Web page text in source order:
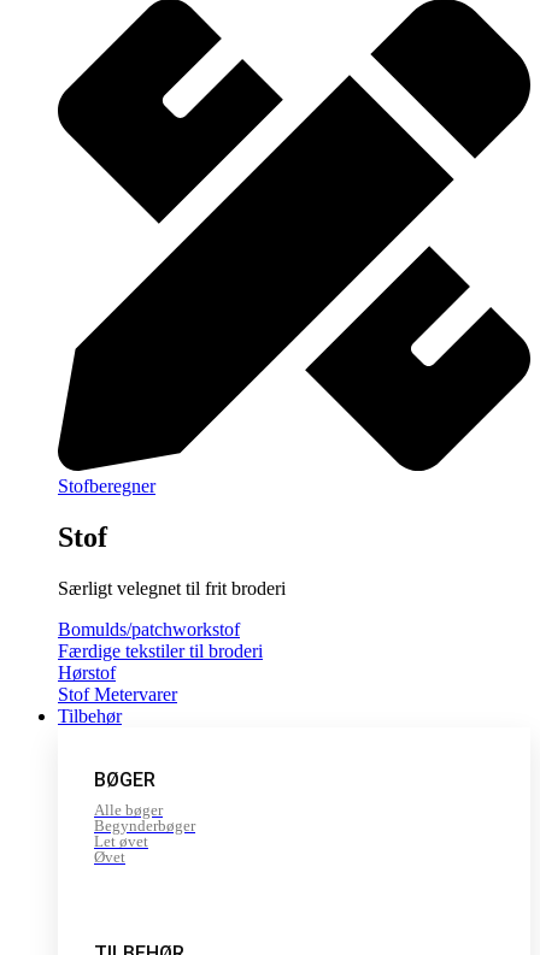
Stofberegner
Stof
Særligt velegnet til frit broderi
Bomulds/patchworkstof
Færdige tekstiler til broderi
Hørstof
Stof Metervarer
Tilbehør
BØGER
Alle bøger
Begynderbøger
Let øvet
Øvet